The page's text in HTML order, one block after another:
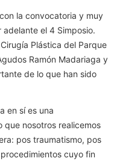
la convocatoria y muy
el 4 Simposio.
Plástica del Parque
Ramón Madariaga y
de lo que han sido
en sí es una
nosotros realicemos
pos traumatismo, pos
cuyo fin